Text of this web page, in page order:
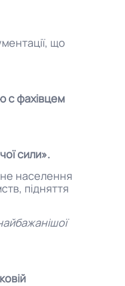
що
с фахівцем
сили».
населення
підняття